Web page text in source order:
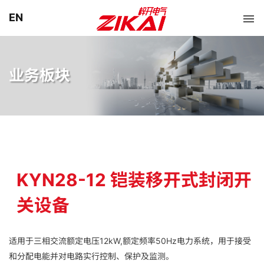
EN
业务板块
KYN28-12 铠装移开式封闭开
关设备
适用于三相交流额定电压12kW,额定频率50Hz电力系统，用于接受
和分配电能并对电路实行控制、保护及监测。